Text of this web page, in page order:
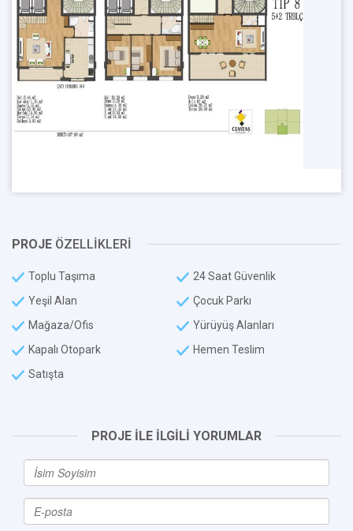
PROJE ÖZELLİKLERİ
Toplu Taşıma
24 Saat Güvenlik
Yeşil Alan
Çocuk Parkı
Mağaza/Ofis
Yürüyüş Alanları
Kapalı Otopark
Hemen Teslim
Satışta
PROJE İLE İLGİLİ YORUMLAR